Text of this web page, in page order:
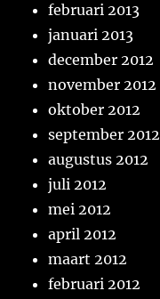
februari 2013
januari 2013
december 2012
november 2012
oktober 2012
september 2012
augustus 2012
juli 2012
mei 2012
april 2012
maart 2012
februari 2012